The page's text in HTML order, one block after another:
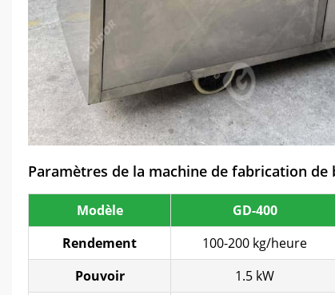
Paramètres de la machine de fabrication de
Modèle GD-400
Rendement
100-200 kg/heure
Pouvoir
1.5 kW